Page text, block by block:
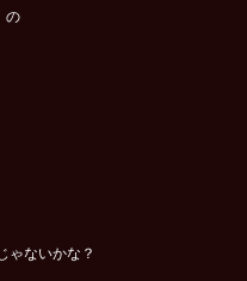
の
ゃないかな？